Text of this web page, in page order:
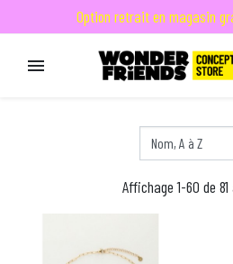
Option retrait en magasin

Affichage 1-60 de